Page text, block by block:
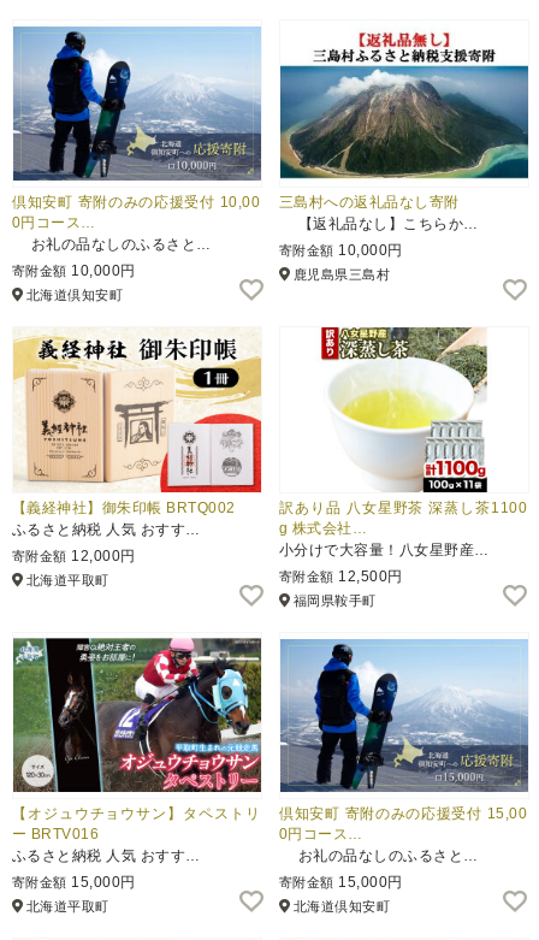
倶知安町 寄附のみの応援受付 10,00
0円コース…
お礼の品なしのふるさと…
寄附金額 10,000円
北海道倶知安町
三島村への返礼品なし寄附
【返礼品なし】こちらか…
寄附金額 10,000円
鹿児島県三島村
【義経神社】御朱印帳 BRTQ002
ふるさと納税 人気 おすす…
寄附金額 12,000円
北海道平取町
訳あり品 八女星野茶 深蒸し茶1100
g 株式会社…
小分けで大容量！八女星野産…
寄附金額 12,500円
福岡県鞍手町
【オジュウチョウサン】タペストリ
ー BRTV016
ふるさと納税 人気 おすす…
寄附金額 15,000円
北海道平取町
倶知安町 寄附のみの応援受付 15,00
0円コース…
お礼の品なしのふるさと…
寄附金額 15,000円
北海道倶知安町